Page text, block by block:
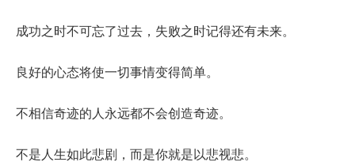
成功之时不可忘了过去，失败之时记得还有未来。
良好的心态将使一切事情变得简单。
不相信奇迹的人永远都不会创造奇迹。
不是人生如此悲剧，而是你就是以悲视悲。